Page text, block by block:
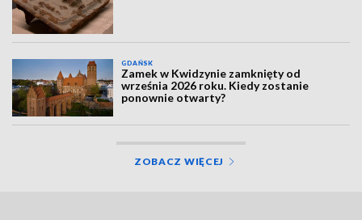
GDAŃSK
Zamek w Kwidzynie zamknięty od
września 2026 roku. Kiedy zostanie
ponownie otwarty?
ZOBACZ WIĘCEJ